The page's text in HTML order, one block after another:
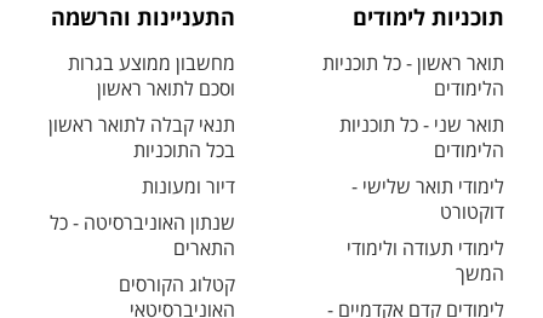
תוכניות לימודים
תואר ראשון - כל תוכניות
הלימודים
תואר שני - כל תוכניות
הלימודים
לימודי תואר שלישי -
דוקטורט
לימודי תעודה ולימודי
המשך
לימודים קדם אקדמיים -
התעניינות והרשמה
מחשבון ממוצע בגרות
וסכם לתואר ראשון
תנאי קבלה לתואר ראשון
בכל התוכניות
דיור ומעונות
שנתון האוניברסיטה - כל
התארים
קטלוג הקורסים
האוניברסיטאי